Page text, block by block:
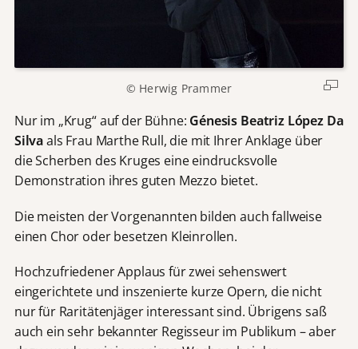
© Herwig Prammer
Nur im „Krug“ auf der Bühne: Génesis Beatriz López Da
Silvaals Frau Marthe Rull, die mit Ihrer Anklage über
die Scherben des Kruges eine eindrucksvolle
Demonstration ihres guten Mezzo bietet.
Die meisten der Vorgenannten bilden auch fallweise
einen Chor oder besetzen Kleinrollen.
Hochzufriedener Applaus für zwei sehenswert
eingerichtete und inszenierte kurze Opern, die nicht
nur für Raritätenjäger interessant sind. Übrigens saß
auch ein sehr bekannter Regisseur im Publikum – aber